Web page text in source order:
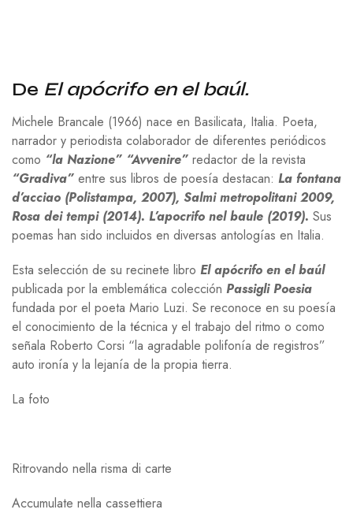
De El apócrifo en el baúl.
Michele Brancale (1966) nace en Basilicata, Italia. Poeta,
narrador y periodista colaborador de diferentes periódicos
como “la Nazione” “Avvenire” redactor de la revista
“Gradiva” entre sus libros de poesía destacan: La fontana
d’acciao (Polistampa, 2007), Salmi metropolitani 2009,
Rosa dei tempi (2014). L’apocrifo nel baule (2019). Sus
poemas han sido incluidos en diversas antologías en Italia.
Esta selección de su recinete libro El apócrifo en el baúl
publicada por la emblemática colección Passigli Poesia
fundada por el poeta Mario Luzi. Se reconoce en su poesía
el conocimiento de la técnica y el trabajo del ritmo o como
señala Roberto Corsi “la agradable polifonía de registros”
auto ironía y la lejanía de la propia tierra.
La foto
Ritrovando nella risma di carte
Accumulate nella cassettiera